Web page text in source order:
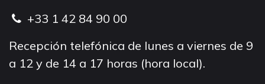
+33 1 42 84 90 00
Recepción telefónica de lunes a viernes de 9
a 12 y de 14 a 17 horas (hora local).